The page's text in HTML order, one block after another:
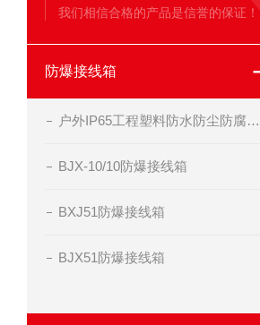
我们相信合格的产品是信誉的保证！
防爆接线箱
户外IP65工程塑料防水防尘防腐接线箱
BJX-10/10防爆接线箱
BXJ51防爆接线箱
BJX51防爆接线箱